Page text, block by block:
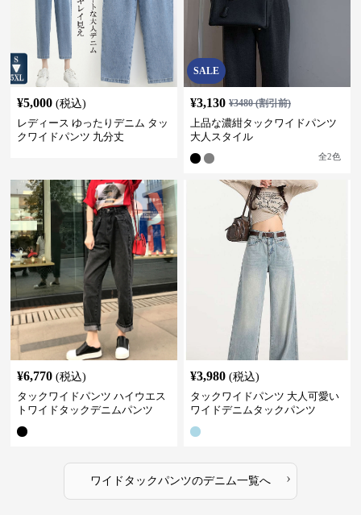
¥5,000 (税込)
レディース ゆったりデニム タッ
クワイドパンツ 九分丈
SALE
¥3,130 ¥3480(割引前)
上品な濃紺タックワイドパンツ
大人スタイル
全2色
¥6,770 (税込)
タックワイドパンツ ハイウエス
トワイドタックデニムパンツ
¥3,980 (税込)
タックワイドパンツ 大人可愛い
ワイドデニムタックパンツ
ワイドタックパンツのデニム一覧へ ›